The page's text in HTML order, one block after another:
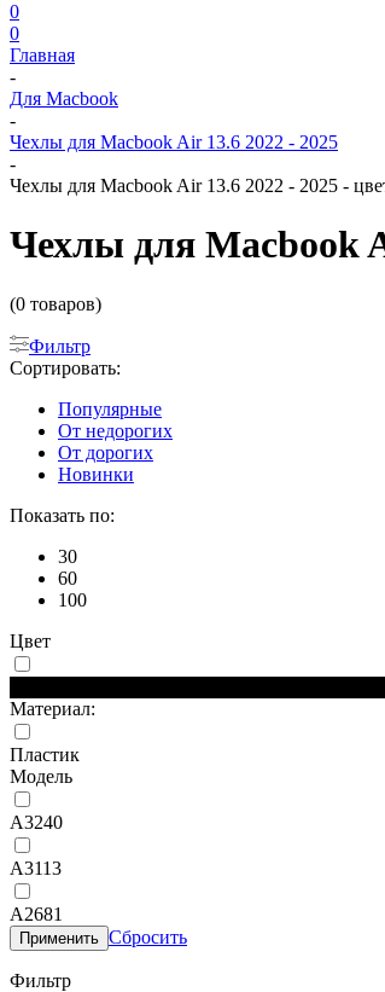
0
0
Главная
-
Для Macbook
-
Чехлы для Macbook Air 13.6 2022 - 2025
-
Чехлы для Macbook Air 13.6 2022 - 2025 -
Чехлы для Macbook
(0 товаров)
Фильтр
Сортировать:
Популярные
От недорогих
От дорогих
Новинки
Показать по:
30
60
100
Цвет
Материал:
Пластик
Модель
A3240
A3113
A2681
Применить Сбросить
Фильтр